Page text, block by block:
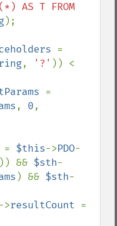
AS T FROM
);
, '?'
, 0
= $this->PDO-
)) && $sth-
) && $sth-
->resultCount